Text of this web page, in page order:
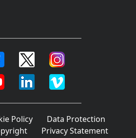
Policy
Data Protection
Privacy Statement